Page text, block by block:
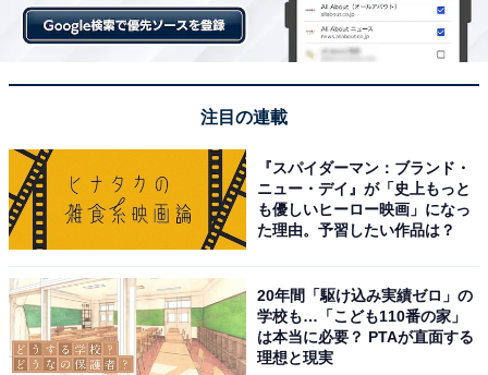
こちらもおすすめ
注目の連載
『スパイダーマン：ブランド・
ニュー・デイ』が「史上もっと
も優しいヒーロー映画」になっ
た理由。予習したい作品は？
20年間「駆け込み実績ゼロ」の
学校も…「こども110番の家」
は本当に必要？ PTAが直面する
理想と現実